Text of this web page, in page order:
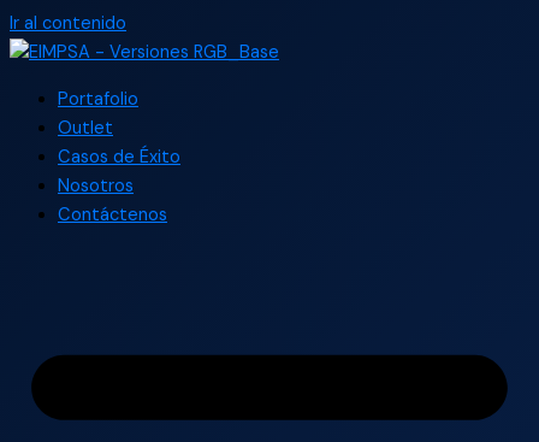
Ir al contenido
Portafolio
Outlet
Casos de Éxito
Nosotros
Contáctenos